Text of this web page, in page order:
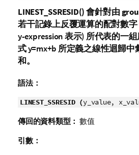
LINEST_SSRESID()會針對由
若干記錄上反覆運算的配對數字
y-expression表示) 所代表的一
式y=mx+b 所定義之線性迴歸中
和。
語法：
LINEST_SSRESID (y_value,
傳回的資料類型： 數值
引數：